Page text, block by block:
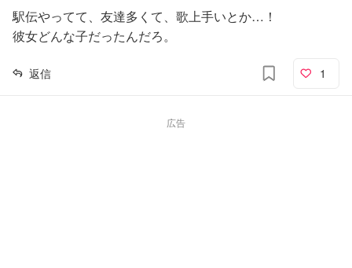
駅伝やってて、友達多くて、歌上手いとか…！
彼女どんな子だったんだろ。
返信 1
広告